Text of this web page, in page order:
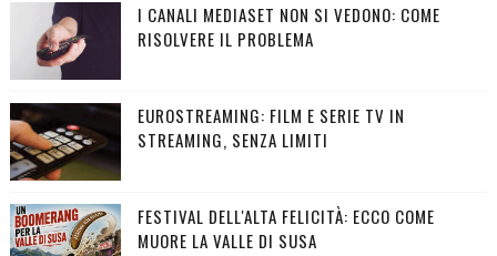
I CANALI MEDIASET NON SI VEDONO: COME
RISOLVERE IL PROBLEMA
EUROSTREAMING: FILM E SERIE TV IN
STREAMING, SENZA LIMITI
FESTIVAL DELL'ALTA FELICITÀ: ECCO COME
MUORE LA VALLE DI SUSA